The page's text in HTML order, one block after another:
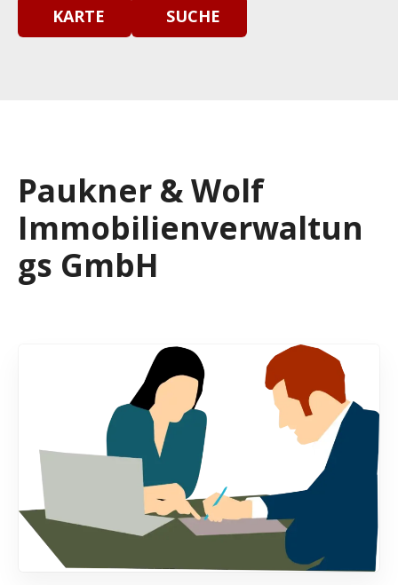
KARTE SUCHE
Paukner & Wolf
Immobilienverwaltun
gs GmbH